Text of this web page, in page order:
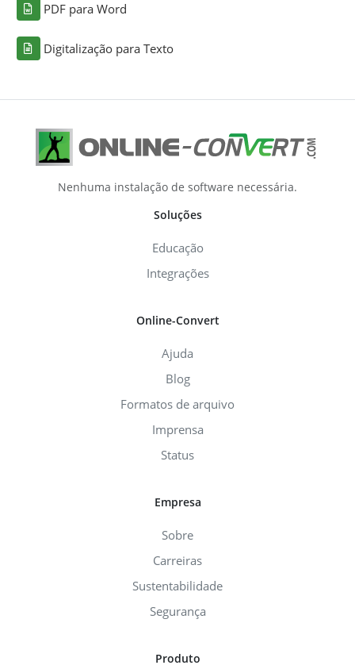
PDF para Word
Digitalização para Texto
Nenhuma instalação de software necessária.
Soluções
Educação
Integrações
Online-Convert
Ajuda
Blog
Formatos de arquivo
Imprensa
Status
Empresa
Sobre
Carreiras
Sustentabilidade
Segurança
Produto